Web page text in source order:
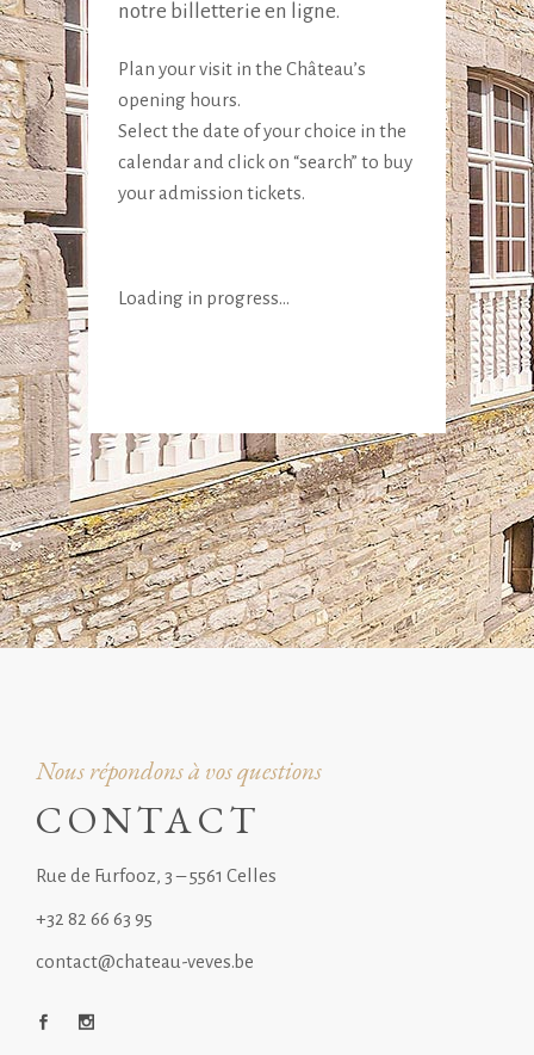
notre billetterie en ligne.
Plan your visit in the Château’s
opening hours.
Select the date of your choice in the
calendar and click on “search” to buy
your admission tickets.
Loading in progress...
Nous répondons à vos questions
CONTACT
Rue de Furfooz, 3 – 5561 Celles
+32 82 66 63 95
contact@chateau-veves.be